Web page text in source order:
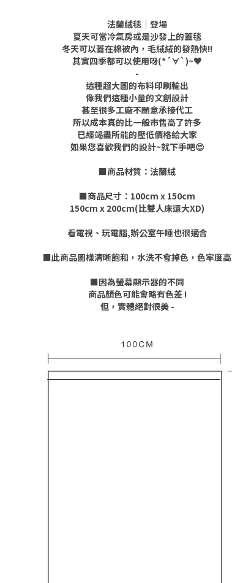
法蘭絨毯｜登場
夏天可當冷氣房或是沙發上的蓋毯
冬天可以蓋在棉被內，毛絨絨的發熱快!!
其實四季都可以使用呀(*´∀`)~♥
-
這種超大圖的布料印刷輸出
像我們這種小量的文創設計
甚至很多工廠不願意承接代工
所以成本真的比一般市售高了許多
已經竭盡所能的壓低價格給大家
如果您喜歡我們的設計~就下手吧😍
■商品材質：法蘭絨
■商品尺寸：100cm x 150cm
150cm x 200cm(比雙人床還大XD)
看電視、玩電腦,辦公室午睡也很適合
■此商品圖樣清晰飽和，水洗不會掉色，色牢度高
■因為螢幕顯示器的不同
商品顏色可能會略有色差 !
但，實體絕對很美 -